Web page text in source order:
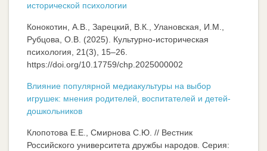
исторической психологии
Конокотин, А.В., Зарецкий, В.К., Улановская, И.М.,
Рубцова, О.В. (2025). Культурно-историческая
психология, 21(3), 15–26.
https://doi.org/10.17759/chp.2025000002
Влияние популярной медиакультуры на выбор
игрушек: мнения родителей, воспитателей и детей-
дошкольников
Клопотова Е.Е., Смирнова С.Ю. // Вестник
Российского университета дружбы народов. Серия: